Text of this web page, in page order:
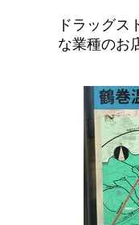
ドラッグス
な業種のお